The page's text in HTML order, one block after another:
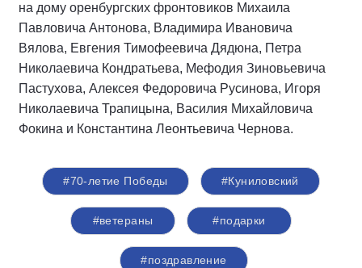
на дому оренбургских фронтовиков Михаила
Павловича Антонова, Владимира Ивановича
Вялова, Евгения Тимофеевича Дядюна, Петра
Николаевича Кондратьева, Мефодия Зиновьевича
Пастухова, Алексея Федоровича Русинова, Игоря
Николаевича Трапицына, Василия Михайловича
Фокина и Константина Леонтьевича Чернова.
#70-летие Победы #Куниловский
#ветераны #подарки
#поздравление